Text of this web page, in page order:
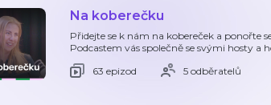
Na koberečku
Přidejte se k nám na kobereček a ponořte
Podcastem vás společně se svými hosty a
63 epizod
5 odběratelů